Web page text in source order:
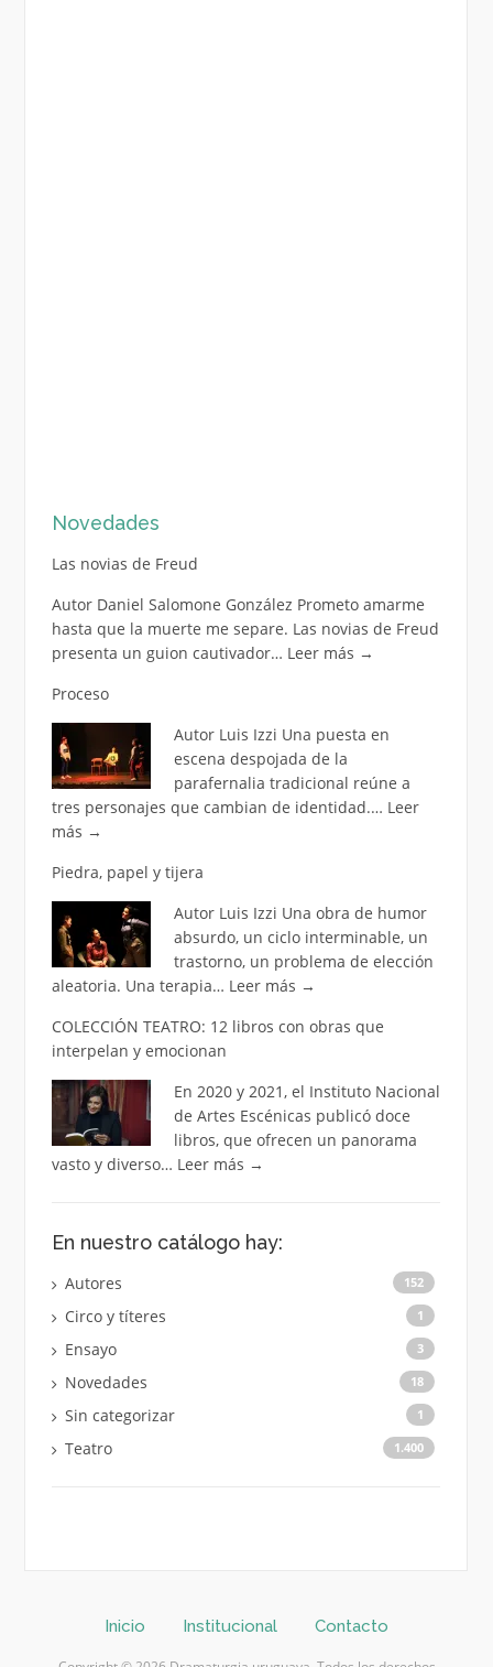
Novedades
Las novias de Freud
Autor Daniel Salomone González Prometo amarme
hasta que la muerte me separe. Las novias de Freud
presenta un guion cautivador… Leer más →
Proceso
Autor Luis Izzi Una puesta en
escena despojada de la
parafernalia tradicional reúne a
tres personajes que cambian de identidad.… Leer
más →
Piedra, papel y tijera
Autor Luis Izzi Una obra de humor
absurdo, un ciclo interminable, un
trastorno, un problema de elección
aleatoria. Una terapia… Leer más →
COLECCIÓN TEATRO: 12 libros con obras que
interpelan y emocionan
En 2020 y 2021, el Instituto Nacional
de Artes Escénicas publicó doce
libros, que ofrecen un panorama
vasto y diverso… Leer más →
En nuestro catálogo hay:
Autores 152
Circo y títeres 1
Ensayo 3
Novedades 18
Sin categorizar 1
Teatro 1.400
Inicio Institucional Contacto